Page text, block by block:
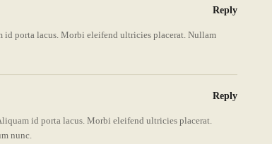
Reply
id porta lacus. Morbi eleifend ultricies placerat. Nullam
Reply
id porta lacus. Morbi eleifend ultricies placerat.
nunc.